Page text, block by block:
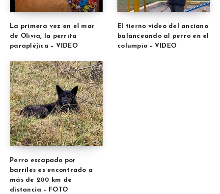
La primera vez en el mar
de Olivia, la perrita
parapléjica – VIDEO
El tierno video del anciano
balanceando al perro en el
columpio – VIDEO
Perro escapado por
barriles es encontrado a
más de 200 km de
distancia – FOTO